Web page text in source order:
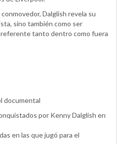
Dalglish revela su
sino también como ser
tanto dentro como fuera
documental
por Kenny Dalglish en
en las que jugó para el